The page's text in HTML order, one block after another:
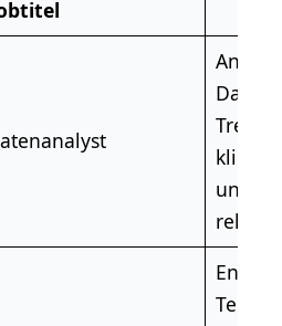
und